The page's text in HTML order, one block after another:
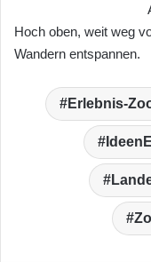
Hoch oben, weit weg
Wandern entspannen.
Erlebnis-